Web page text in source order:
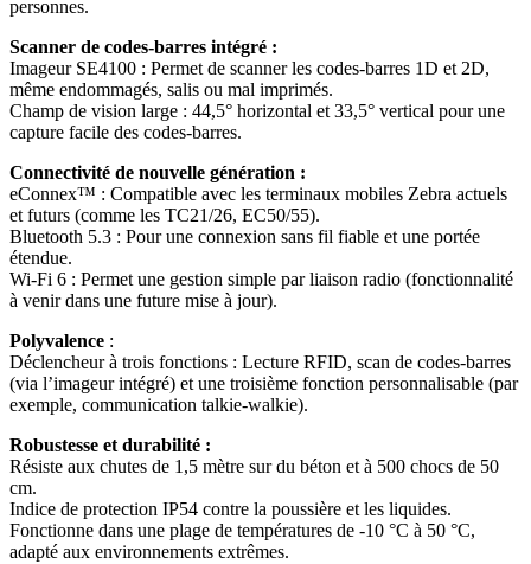
personnes.
Scanner de codes-barres intégré :
Imageur SE4100 : Permet de scanner les codes-barres 1D et 2D,
même endommagés, salis ou mal imprimés.
Champ de vision large : 44,5° horizontal et 33,5° vertical pour une
capture facile des codes-barres.
Connectivité de nouvelle génération :
eConnex™ : Compatible avec les terminaux mobiles Zebra actuels
et futurs (comme les TC21/26, EC50/55).
Bluetooth 5.3 : Pour une connexion sans fil fiable et une portée
étendue.
Wi-Fi 6 : Permet une gestion simple par liaison radio (fonctionnalité
à venir dans une future mise à jour).
Polyvalence :
Déclencheur à trois fonctions : Lecture RFID, scan de codes-barres
(via l’imageur intégré) et une troisième fonction personnalisable (par
exemple, communication talkie-walkie).
Robustesse et durabilité :
Résiste aux chutes de 1,5 mètre sur du béton et à 500 chocs de 50
cm.
Indice de protection IP54 contre la poussière et les liquides.
Fonctionne dans une plage de températures de -10 °C à 50 °C,
adapté aux environnements extrêmes.